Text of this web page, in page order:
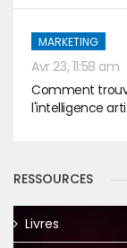
MARKETING
Avr 23, 11:58 am
Comment
l'intelligence
RESSOURCES
Livres